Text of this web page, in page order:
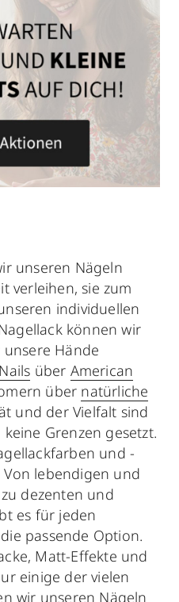
unseren Nägeln
verleihen, sie zum
individuellen
können wir
Hände
über American
über natürliche
und der Vielfalt sind
Grenzen gesetzt.
und -
lebendigen und
dezenten und
es für jeden
passende Option.
Matt-Effekte und
einige der vielen
wir unseren Nägeln